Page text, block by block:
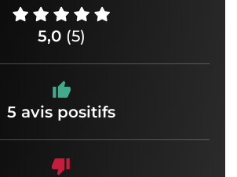
5,0 (5)
5 avis positifs